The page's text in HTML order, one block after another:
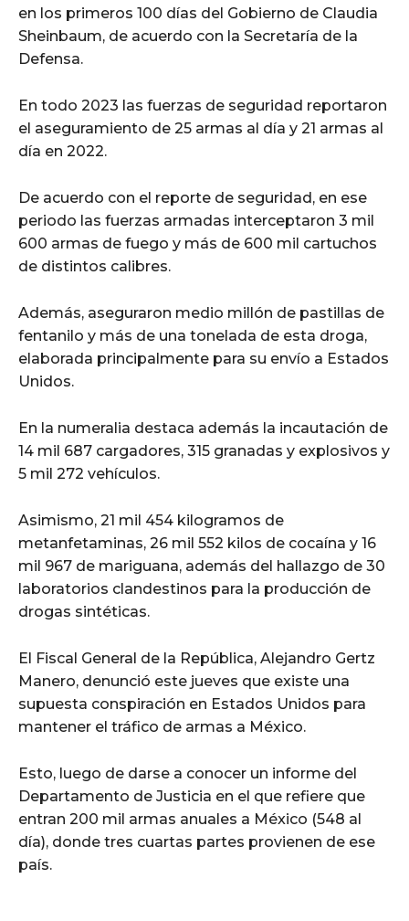
en los primeros 100 días del Gobierno de Claudia
Sheinbaum, de acuerdo con la Secretaría de la
Defensa.
En todo 2023 las fuerzas de seguridad reportaron
el aseguramiento de 25 armas al día y 21 armas al
día en 2022.
De acuerdo con el reporte de seguridad, en ese
periodo las fuerzas armadas interceptaron 3 mil
600 armas de fuego y más de 600 mil cartuchos
de distintos calibres.
Además, aseguraron medio millón de pastillas de
fentanilo y más de una tonelada de esta droga,
elaborada principalmente para su envío a Estados
Unidos.
En la numeralia destaca además la incautación de
14 mil 687 cargadores, 315 granadas y explosivos y
5 mil 272 vehículos.
Asimismo, 21 mil 454 kilogramos de
metanfetaminas, 26 mil 552 kilos de cocaína y 16
mil 967 de mariguana, además del hallazgo de 30
laboratorios clandestinos para la producción de
drogas sintéticas.
El Fiscal General de la República, Alejandro Gertz
Manero, denunció este jueves que existe una
supuesta conspiración en Estados Unidos para
mantener el tráfico de armas a México.
Esto, luego de darse a conocer un informe del
Departamento de Justicia en el que refiere que
entran 200 mil armas anuales a México (548 al
día), donde tres cuartas partes provienen de ese
país.